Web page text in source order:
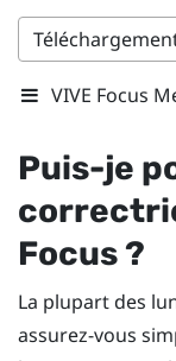
VIVE Focus
Puis-je
Focus?
La plupart des
assurez-vous